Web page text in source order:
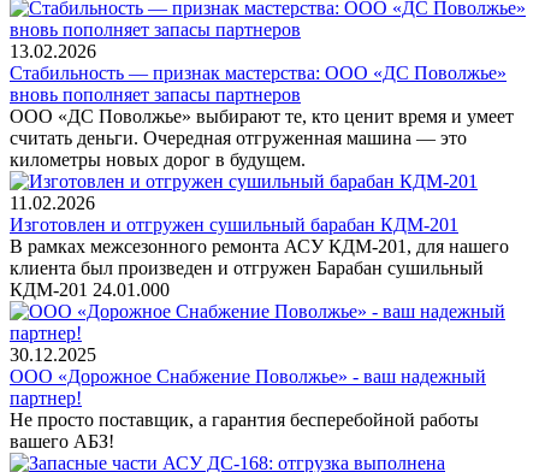
13.02.2026
Стабильность — признак мастерства: ООО «ДС Поволжье»
вновь пополняет запасы партнеров
ООО «ДС Поволжье» выбирают те, кто ценит время и умеет
считать деньги. Очередная отгруженная машина — это
километры новых дорог в будущем.
11.02.2026
Изготовлен и отгружен сушильный барабан КДМ-201
В рамках межсезонного ремонта АСУ КДМ-201, для нашего
клиента был произведен и отгружен Барабан сушильный
КДМ-201 24.01.000
30.12.2025
ООО «Дорожное Снабжение Поволжье» - ваш надежный
партнер!
Не просто поставщик, а гарантия бесперебойной работы
вашего АБЗ!